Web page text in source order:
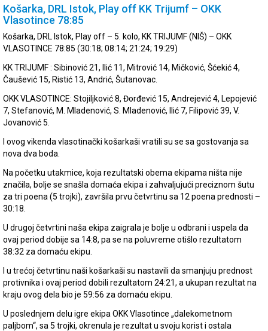
Košarka, DRL Istok, Play off KK Trijumf – OKK
Vlasotince 78:85
Košarka, DRL Istok, Play off – 5. kolo, KK TRIJUMF (NIŠ) – OKK
VLASOTINCE 78:85 (30:18; 08:14; 21:24; 19:29)
KK TRIJUMF : Sibinović 21, Ilić 11, Mitrović 14, Mičković, Šćekić 4,
Čaušević 15, Ristić 13, Andrić, Šutanovac.
OKK VLASOTINCE: Stojiljković 8, Đorđević 15, Andrejević 4, Lepojević
7, Stefanović, M. Mladenović, S. Mladenović, Ilić 7, Filipović 39, V.
Jovanović 5.
I ovog vikenda vlasotinački košarkaši vratili su se sa gostovanja sa
nova dva boda.
Na početku utakmice, koja rezultatski obema ekipama ništa nije
značila, bolje se snašla domaća ekipa i zahvaljujući preciznom šutu
za tri poena (5 trojki), završila prvu četvrtinu sa 12 poena prednosti –
30:18.
U drugoj četvrtini naša ekipa zaigrala je bolje u odbrani i uspela da
ovaj period dobije sa 14:8, pa se na poluvreme otišlo rezultatom
38:32 za domaću ekipu.
I u trećoj četvrtinu naši košarkaši su nastavili da smanjuju prednost
protivnika i ovaj period dobili rezultatom 24:21, a ukupan rezultat na
kraju ovog dela bio je 59:56 za domaću ekipu.
U poslednjem delu igre ekipa OKK Vlasotince „dalekometnom
paljbom“, sa 5 trojki, okrenula je rezultat u svoju korist i ostala